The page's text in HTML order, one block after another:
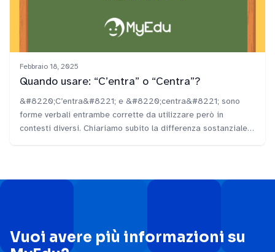
Febbraio 18, 2025
Quando usare: “C’entra” o “Centra”?
&#8220;C’entra&#8221; e &#8220;centra&#8221; sono
forme verbali entrambe corrette da utilizzare però in
contesti diversi. Chiariamo subito la differenza sostanziale:
forma pronominale) e dalla terza persona singolare del
Vuoi avere più informazioni su